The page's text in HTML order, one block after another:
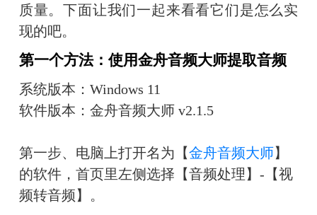
质量。下面让我们一起来看看它们是怎么实
现的吧。
第一个方法：使用金舟音频大师提取音频
系统版本：Windows 11
软件版本：金舟音频大师 v2.1.5
第一步、电脑上打开名为【金舟音频大师】
的软件，首页里左侧选择【音频处理】-【视
频转音频】。